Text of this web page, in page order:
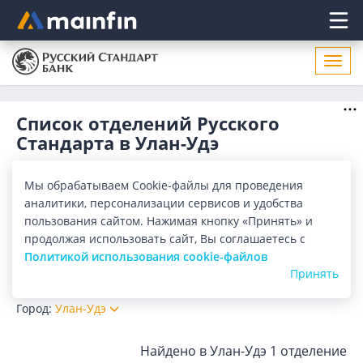
Главное меню
Список отделений Русского
Стандарта в Улан-Удэ
адресов, поиск ближайшего отделения Русского
Стандарта в Улан-Удэ по адресу, названию. Часы работы,
телефоны, контактные данные.
Показать весь
Отделения
Банкоматы
Список
Город: Улан-Удэ
Найдено в Улан-Удэ 1 отделение
Мы обрабатываем Cookie-файлы для проведения
аналитики, персонализации сервисов и удобства
пользования сайтом. Нажимая кнопку «Принять» и
продолжая использовать сайт, Вы соглашаетесь с
Политикой использования cookie-файлов
Принять